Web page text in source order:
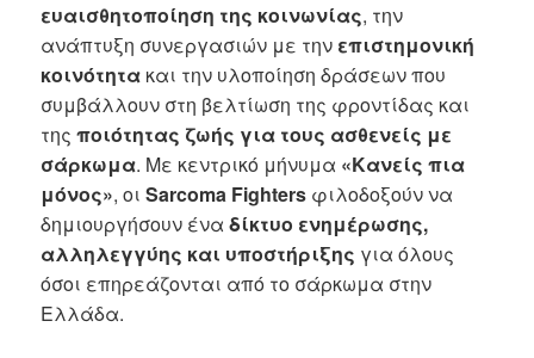
ευαισθητοποίηση της κοινωνίας, την
ανάπτυξη συνεργασιών με την επιστημονική
κοινότητα και την υλοποίηση δράσεων που
συμβάλλουν στη βελτίωση της φροντίδας και
τηςποιότητας ζωής για τους ασθενείς με
σάρκωμα. Με κεντρικό μήνυμα «Κανείς πια
μόνος», οιSarcoma Fighters φιλοδοξούν να
δημιουργήσουν έναδίκτυο ενημέρωσης,
αλληλεγγύης και υποστήριξης για όλους
όσοι επηρεάζονται από το σάρκωμα στην
Ελλάδα.